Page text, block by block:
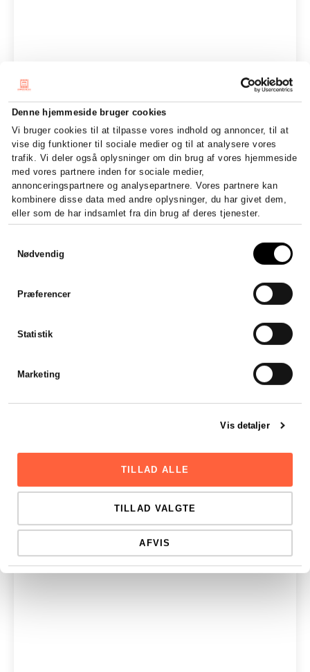
Denne hjemmeside bruger cookies
Vi bruger cookies til at tilpasse vores indhold og annoncer, til at
vise dig funktioner til sociale medier og til at analysere vores
trafik. Vi deler også oplysninger om din brug af vores hjemmeside
med vores partnere inden for sociale medier,
annonceringspartnere og analysepartnere. Vores partnere kan
kombinere disse data med andre oplysninger, du har givet dem,
eller som de har indsamlet fra din brug af deres tjenester.
Nødvendig
Præferencer
Statistik
Marketing
Vis detaljer
TILLAD ALLE
TILLAD VALGTE
AFVIS